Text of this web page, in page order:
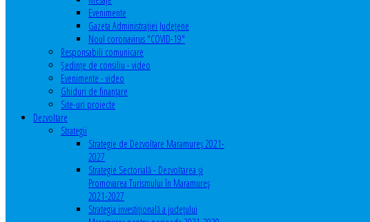
Evenimente
Gazeta Administraţiei Judeţene
Noul coronavirus "COVID-19"
Responsabili comunicare
Şedinţe de consiliu - video
Evenimente - video
Ghiduri de finanţare
Site-uri proiecte
Dezvoltare
Strategii
Strategie de Dezvoltare Maramureș 2021-
2027
Strategie Sectorială - Dezvoltarea și
Promovarea Turismului în Maramureș
2021-2027
Strategia investiţională a județului